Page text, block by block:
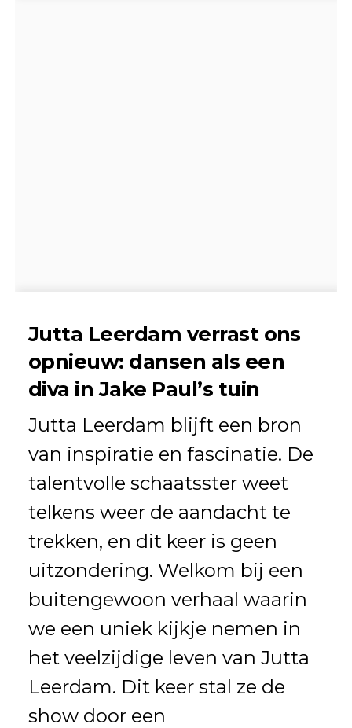
Jutta Leerdam verrast ons
opnieuw: dansen als een
diva in Jake Paul’s tuin
Jutta Leerdam blijft een bron
van inspiratie en fascinatie. De
talentvolle schaatsster weet
telkens weer de aandacht te
trekken, en dit keer is geen
uitzondering. Welkom bij een
buitengewoon verhaal waarin
we een uniek kijkje nemen in
het veelzijdige leven van Jutta
Leerdam. Dit keer stal ze de
show door een